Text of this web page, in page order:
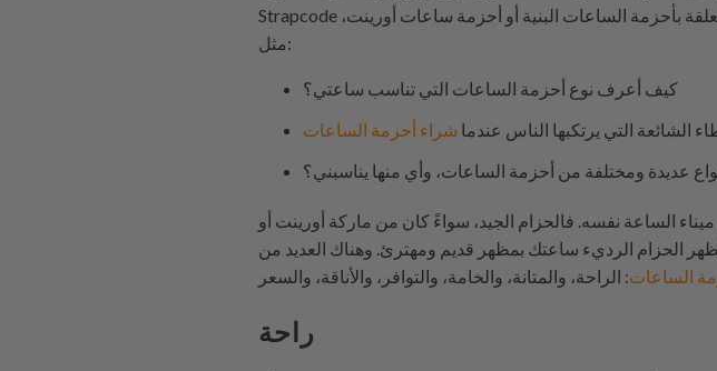
Strapcode
مثل:
كيف أعرف نوع أحزمة الساعات التي تناسب ساعتي؟
الشائعة التي يرتكبها الناس عندما شراء أحزمة الساعات
عديدة ومختلفة من أحزمة الساعات، وأي منها يناسبني؟
الساعة نفسه. فالحزام الجيد، سواءً كان من ماركة أورينت أو
يُظهر الحزام الرديء ساعتك بمظهر قديم ومهترئ. وهناك العديد من
الساعات
راحة